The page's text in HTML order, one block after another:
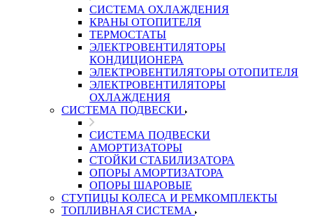
СИСТЕМА ОХЛАЖДЕНИЯ
КРАНЫ ОТОПИТЕЛЯ
ТЕРМОСТАТЫ
ЭЛЕКТРОВЕНТИЛЯТОРЫ
КОНДИЦИОНЕРА
ЭЛЕКТРОВЕНТИЛЯТОРЫ ОТОПИТЕЛЯ
ЭЛЕКТРОВЕНТИЛЯТОРЫ
ОХЛАЖДЕНИЯ
СИСТЕМА ПОДВЕСКИ
СИСТЕМА ПОДВЕСКИ
АМОРТИЗАТОРЫ
СТОЙКИ СТАБИЛИЗАТОРА
ОПОРЫ АМОРТИЗАТОРА
ОПОРЫ ШАРОВЫЕ
СТУПИЦЫ КОЛЕСА И РЕМКОМПЛЕКТЫ
ТОПЛИВНАЯ СИСТЕМА